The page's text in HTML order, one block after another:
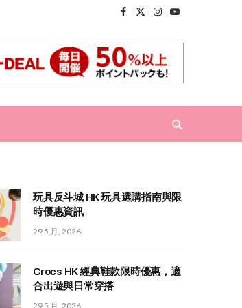
Facebook
X
Instagram
YouTube
玩具反斗城 HK 玩具選購指南與限
時優惠資訊
29 5 月, 2026
Crocs HK 經典鞋款限時優惠，適
合出遊與日常穿搭
29 5 月, 2026